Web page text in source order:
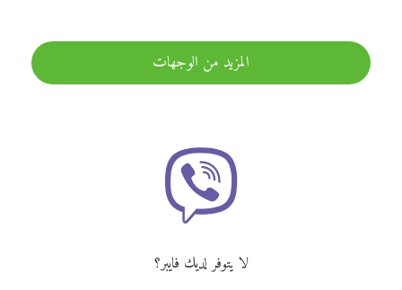
المزيد من الوجهات
لا يتوفر لديك فايبر؟